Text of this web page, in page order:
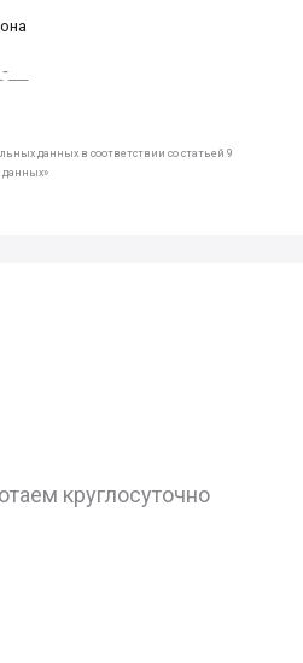
данных в соответствии со статьей 9
данных»
круглосуточно